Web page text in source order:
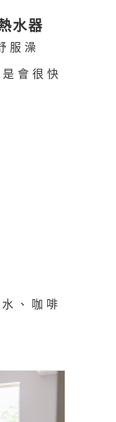
水器
服澡
會很快
、咖啡